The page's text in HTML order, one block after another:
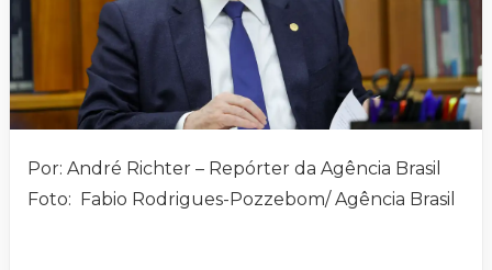
Por: André Richter – Repórter da Agência Brasil
Foto: Fabio Rodrigues-Pozzebom/ Agência Brasil